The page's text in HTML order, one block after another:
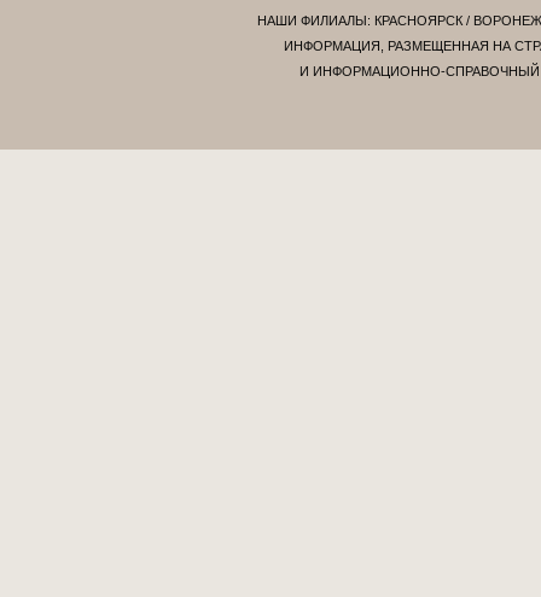
НАШИ ФИЛИАЛЫ: КРАСНОЯРСК / ВОРОНЕЖ
ИНФОРМАЦИЯ, РАЗМЕЩЕННАЯ НА
И ИНФОРМАЦИОННО-СПРАВОЧНЫЙ